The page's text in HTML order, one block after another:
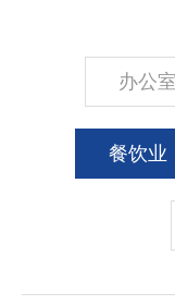
办公室
餐饮业